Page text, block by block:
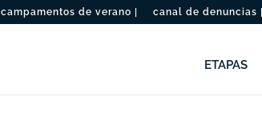
campamentos de verano | canal de denuncias |
ETAPAS